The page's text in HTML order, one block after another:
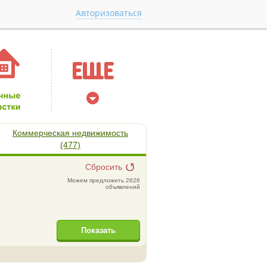
Авторизоваться
Коммерческая недвижимость
(477)
Сбросить
Можем предложить 2626
объявлений